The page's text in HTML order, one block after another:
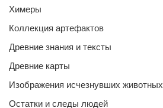
Химеры
Коллекция артефактов
Древние знания и тексты
Древние карты
Изображения исчезнувших животных
Остатки и следы людей